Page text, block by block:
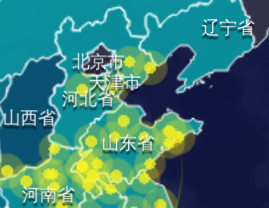
北京市
山西省
河南省
河北省
山东省
天津市
辽宁省